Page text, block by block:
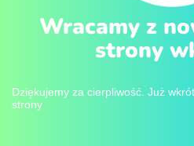
Wracamy z
strony
Dziękujemy za cierpliwość. Już
strony